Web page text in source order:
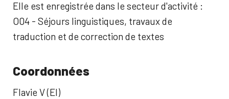
Elle est enregistrée dans le secteur d'activité :
O04 - Séjours linguistiques, travaux de
traduction et de correction de textes
Coordonnées
Flavie V (EI)